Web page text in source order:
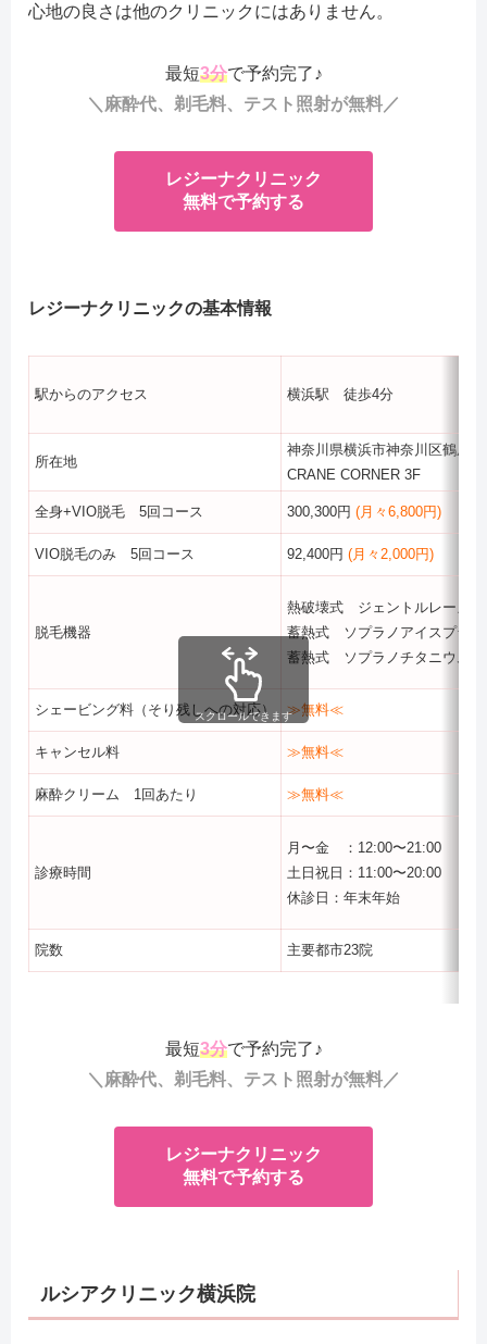
心地の良さは他のクリニックにはありません。
最短3分で予約完了♪
＼麻酔代、剃毛料、テスト照射が無料／
レジーナクリニック
無料で予約する
レジーナクリニックの基本情報
駅からのアクセス 横浜駅 徒歩4分
所在地
神奈川県横浜市神奈川区鶴屋町
CRANE CORNER 3F
全身+VIO脱毛 5回コース 300,300円 (月々6,800円)
VIO脱毛のみ 5回コース 92,400円 (月々2,000円)
脱毛機器
熱破壊式 ジェントルレーズプ
蓄熱式 ソプラノアイスプラチ
蓄熱式 ソプラノチタニウム
シェービング料（そり残しへの対応） ≫無料≪
キャンセル料 ≫無料≪
麻酔クリーム 1回あたり ≫無料≪
診療時間
月〜金 ：12:00〜21:00
土日祝日：11:00〜20:00
休診日：年末年始
院数 主要都市23院
スクロールできます
最短3分で予約完了♪
＼麻酔代、剃毛料、テスト照射が無料／
レジーナクリニック
無料で予約する
ルシアクリニック横浜院